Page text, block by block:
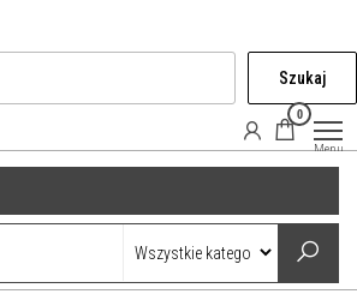
Szukaj
0
Menu